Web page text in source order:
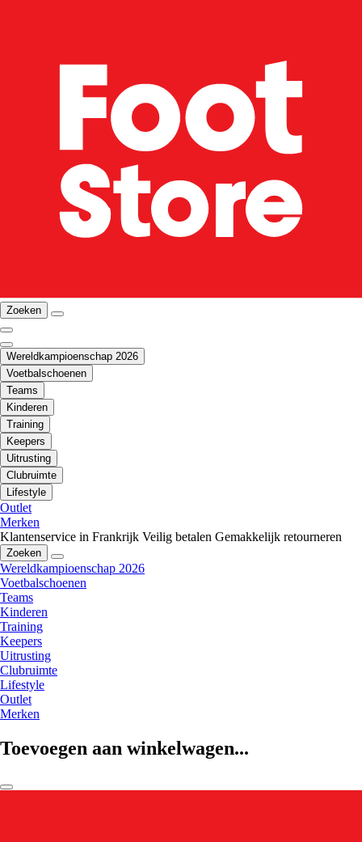
Zoeken
Wereldkampioenschap 2026
Voetbalschoenen
Teams
Kinderen
Training
Keepers
Uitrusting
Clubruimte
Lifestyle
Outlet
Merken
Klantenservice in Frankrijk Veilig betalen Gemakkelijk retourneren
Zoeken
Wereldkampioenschap 2026
Voetbalschoenen
Teams
Kinderen
Training
Keepers
Uitrusting
Clubruimte
Lifestyle
Outlet
Merken
Toevoegen aan winkelwagen...